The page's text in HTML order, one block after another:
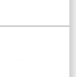
respect de la
la priorité
reconnu en